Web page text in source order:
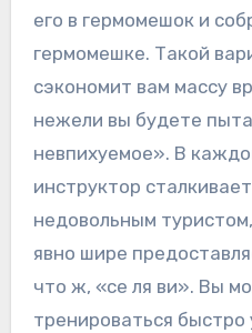
его в гермомешок и
гермомешке. Такой
сэкономит вам массу
нежели вы будете
невпихуемое». В
инструктор
недовольным
явно шире
что ж, «се ля ви». Вы
тренироваться быстро